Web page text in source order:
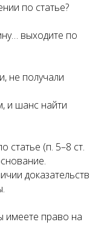
по статье?
выходите по
не получали
и шанс найти
статье (п. 5–8 ст.
доказательств
имеете право на